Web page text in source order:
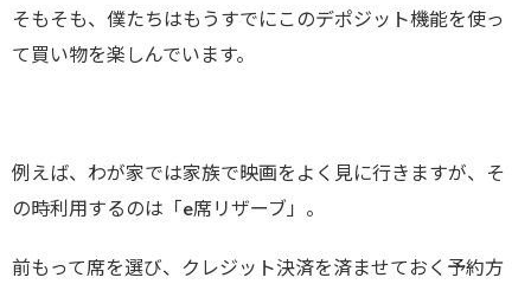
そもそも、僕たちはもうすでにこのデポジット機能を使っ
て買い物を楽しんでいます。
例えば、わが家では家族で映画をよく見に行きますが、そ
の時利用するのは「e席リザーブ」。
前もって席を選び、クレジット決済を済ませておく予約方